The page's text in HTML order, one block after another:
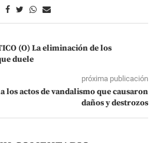
(O) La eliminación de los
duele
próxima publicación
los actos de vandalismo que causaron
daños y destrozos